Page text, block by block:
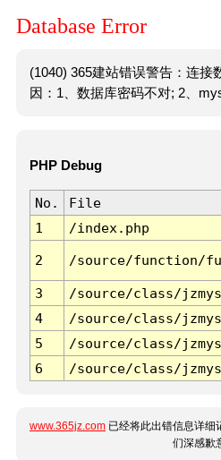
Database Error
(1040) 365建站错误警告：连接
因：1、数据库密码不对; 2、
PHP Debug
No. File
1
/index.php
2 /source/function/
3 /source/class/
4
/source/class/
5
/source/class/
6
/source/class/
www.365jz.com 已经将此出错信息详细
们深感歉